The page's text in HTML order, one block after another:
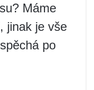
Máme
jinak je vše
po